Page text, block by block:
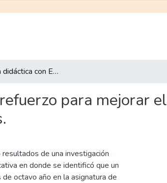
Propuesta didáctica con EDUCAPLAY como refuerzo para mejorar el rendimiento académico en ciencias naturales.
para mejorar el
de una investigación
en donde se identificó que un
octavo año en la asignatura de